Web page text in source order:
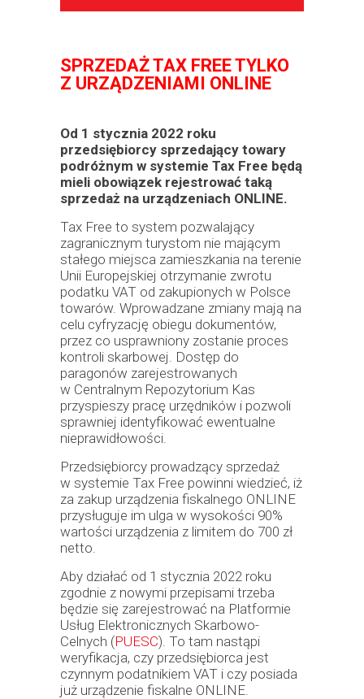
SPRZEDAŻ TAX FREE TYLKO
Z URZĄDZENIAMI ONLINE
Od 1 stycznia 2022 roku
przedsiębiorcy sprzedający towary
podróżnym w systemie Tax Free będą
mieli obowiązek rejestrować taką
sprzedaż na urządzeniach ONLINE.
Tax Free to system pozwalający
zagranicznym turystom nie mającym
stałego miejsca zamieszkania na terenie
Unii Europejskiej otrzymanie zwrotu
podatku VAT od zakupionych w Polsce
towarów. Wprowadzane zmiany mają na
celu cyfryzację obiegu dokumentów,
przez co usprawniony zostanie proces
kontroli skarbowej. Dostęp do
paragonów zarejestrowanych
w Centralnym Repozytorium Kas
przyspieszy pracę urzędników i pozwoli
sprawniej identyfikować ewentualne
nieprawidłowości.
Przedsiębiorcy prowadzący sprzedaż
w systemie Tax Free powinni wiedzieć, iż
za zakup urządzenia fiskalnego ONLINE
przysługuje im ulga w wysokości 90%
wartości urządzenia z limitem do 700 zł
netto.
Aby działać od 1 stycznia 2022 roku
zgodnie z nowymi przepisami trzeba
będzie się zarejestrować na Platformie
Usług Elektronicznych Skarbowo-
Celnych (PUESC). To tam nastąpi
weryfikacja, czy przedsiębiorca jest
czynnym podatnikiem VAT i czy posiada
już urządzenie fiskalne ONLINE.